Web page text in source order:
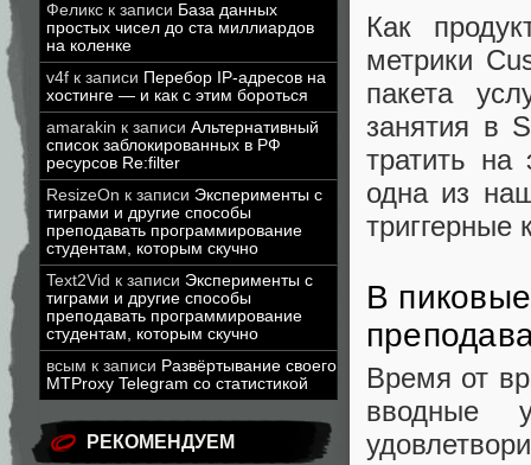
Феликс к записи База данных
простых чисел до ста миллиардов
на коленке
v4f к записи Перебор IP-адресов на
хостинге — и как с этим бороться
amarakin к записи Альтернативный
список заблокированных в РФ
ресурсов Re:filter
ResizeOn к записи Эксперименты с
тиграми и другие способы
преподавать программирование
студентам, которым скучно
Text2Vid к записи Эксперименты с
тиграми и другие способы
преподавать программирование
студентам, которым скучно
всым к записи Развёртывание своего
MTProxy Telegram со статистикой
РЕКОМЕНДУЕМ
Как
метрики
пакета
занятия в
тратить
одна из
триггерные
В
Время от
вводные